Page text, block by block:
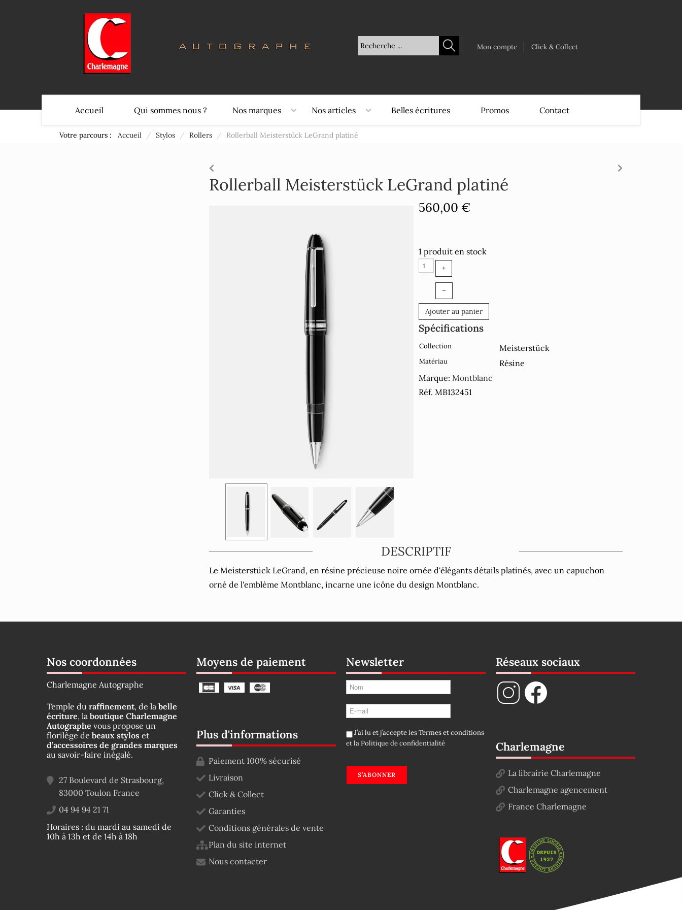
Mon compte Click & Collect
Accueil Qui sommes nous ? Nos marques Nos articles Belles écritures Promos Contact
Votre parcours : Accueil / Stylos / Rollers / Rollerball Meisterstück LeGrand platiné
Rollerball Meisterstück LeGrand platiné
560,00 €
1 produit en stock
+
–
Ajouter au panier
Spécifications
Collection Meisterstück
Matériau
Résine
Marque: Montblanc
Réf. MB132451
DESCRIPTIF
Le Meisterstück LeGrand, en résine précieuse noire ornée d'élégants détails platinés, avec un capuchon
orné de l'emblème Montblanc, incarne une icône du design Montblanc.
Nos coordonnées
Charlemagne Autographe
Temple du raffinement, de la belle
écriture, la boutique Charlemagne
Autographe vous propose un
florilège de beaux stylos et
d’accessoires de grandes marques
au savoir-faire inégalé.
27 Boulevard de Strasbourg,
83000 Toulon France
04 94 94 21 71
Horaires : du mardi au samedi de
10h à 13h et de 14h à 18h
Moyens de paiement
Plus d'informations
Paiement 100% sécurisé
Livraison
Click & Collect
Garanties
Conditions générales de vente
Plan du site internet
Nous contacter
Newsletter
J’ai lu et j’accepte lesTermes et conditions
et laPolitique de confidentialité
S’ABONNER
Réseaux sociaux
Charlemagne
La librairie Charlemagne
Charlemagne agencement
France Charlemagne